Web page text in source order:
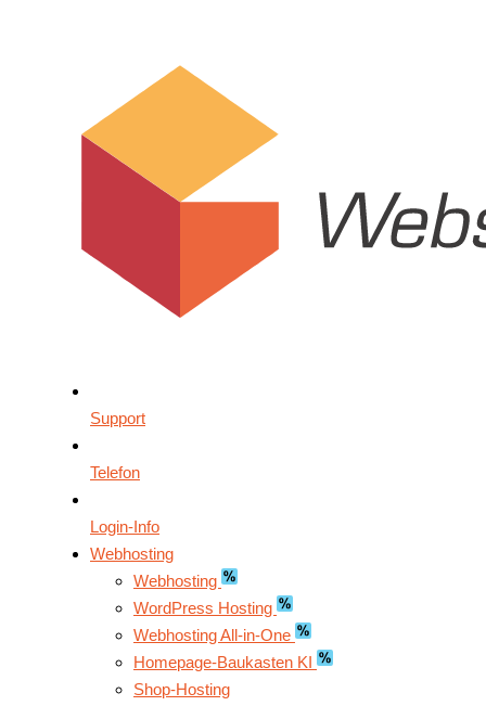
Support
Telefon
Login-Info
Webhosting
Webhosting
WordPress Hosting
Webhosting All-in-One
Homepage-Baukasten KI
Shop-Hosting